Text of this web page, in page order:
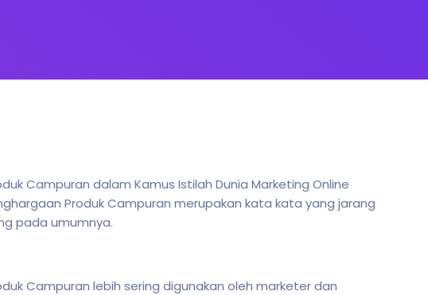
Campuran dalam Kamus Istilah Dunia Marketing Online
Produk Campuran merupakan kata kata yang jarang
pada umumnya.
Campuran lebih sering digunakan oleh marketer dan